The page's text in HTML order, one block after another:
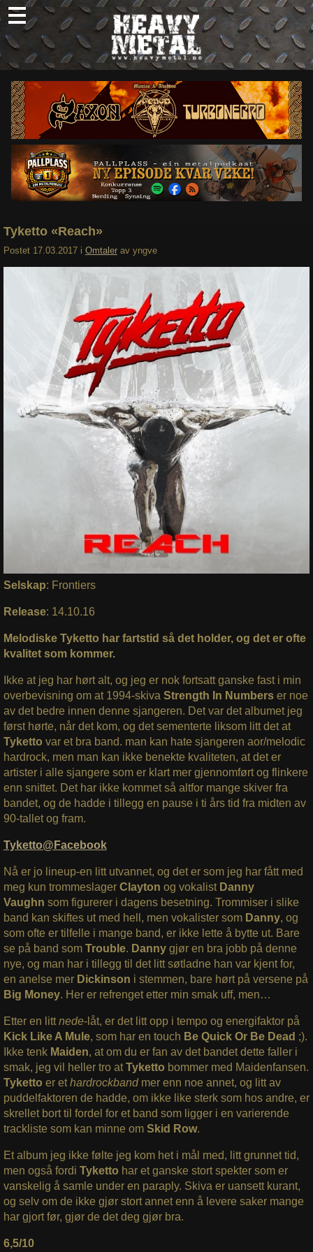
Skip
to
content
Nyheter
Omtaler
Intervjuer
Om oss
Abonner
Søk
Tyketto «Reach»
Postet 17.03.2017 i Omtaler av yngve
Selskap: Frontiers
Release: 14.10.16
Melodiske Tyketto har fartstid så det holder, og det er ofte
kvalitet som kommer.
Ikke at jeg har hørt alt, og jeg er nok fortsatt ganske fast i min
overbevisning om at 1994-skiva Strength In Numbers er noe
av det bedre innen denne sjangeren. Det var det albumet jeg
først hørte, når det kom, og det sementerte liksom litt det at
Tyketto var et bra band. man kan hate sjangeren aor/melodic
hardrock, men man kan ikke benekte kvaliteten, at det er
artister i alle sjangere som er klart mer gjennomført og flinkere
enn snittet. Det har ikke kommet så altfor mange skiver fra
bandet, og de hadde i tillegg en pause i ti års tid fra midten av
90-tallet og fram.
Tyketto@Facebook
Nå er jo lineup-en litt utvannet, og det er som jeg har fått med
meg kun trommeslager Clayton og vokalist Danny
Vaughn som figurerer i dagens besetning. Trommiser i slike
band kan skiftes ut med hell, men vokalister som Danny, og
som ofte er tilfelle i mange band, er ikke lette å bytte ut. Bare
se på band som Trouble. Danny gjør en bra jobb på denne
nye, og man har i tillegg til det litt søtladne han var kjent for,
en anelse mer Dickinson i stemmen, bare hørt på versene på
Big Money. Her er refrenget etter min smak uff, men…
Etter en littnede-låt, er det litt opp i tempo og energifaktor på
Kick Like A Mule, som har en touch Be Quick Or Be Dead ;).
Ikke tenk Maiden, at om du er fan av det bandet dette faller i
smak, jeg vil heller tro atTyketto bommer med Maidenfansen.
Tyketto er ethardrockbandmer enn noe annet, og litt av
puddelfaktoren de hadde, om ikke like sterk som hos andre, er
skrellet bort til fordel for et band som ligger i en varierende
trackliste som kan minne om Skid Row.
Et album jeg ikke følte jeg kom het i mål med, litt grunnet tid,
men også fordi Tyketto har et ganske stort spekter som er
vanskelig å samle under en paraply. Skiva er uansett kurant,
og selv om de ikke gjør stort annet enn å levere saker mange
har gjort før, gjør de det deg gjør bra.
6,5/10